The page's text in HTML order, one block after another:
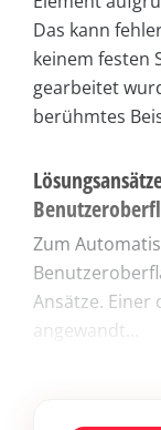
Das kann
keinem festen
gearbeitet
berühmtes
Zum
Ansätze. Einer
angewandt...